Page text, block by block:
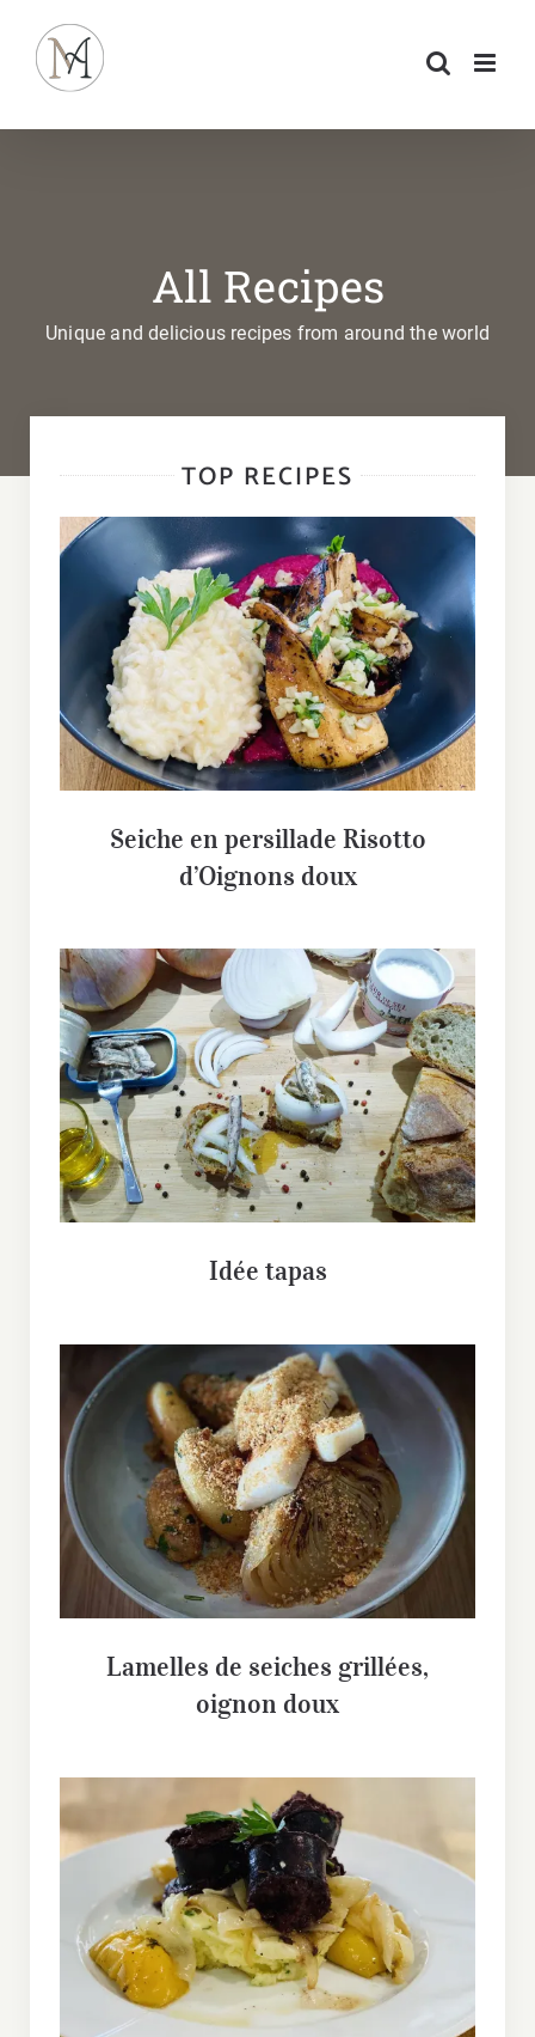
contenu
All Recipes
Unique and delicious recipes from around the world
TOP RECIPES
Seiche en persillade Risotto
d’Oignons doux
Seiche en persillade Risotto
d’Oignons doux
Idée tapas
Idée tapas
Lamelles de seiches grillées, oignon
doux
Lamelles de seiches grillées,
oignon doux
Boudin noir Poêlée de pommes &
oignons doux